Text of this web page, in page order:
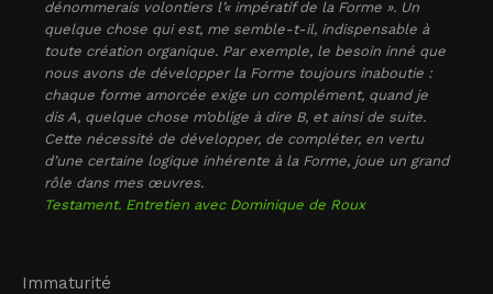
dénommerais volontiers l’« impératif de la Forme ». Un
quelque chose qui est, me semble-t-il, indispensable à
toute création organique. Par exemple, le besoin inné que
nous avons de développer la Forme toujours inaboutie :
chaque forme amorcée exige un complément, quand je
dis A, quelque chose m’oblige à dire B, et ainsi de suite.
Cette nécessité de développer, de compléter, en vertu
d’une certaine logique inhérente à la Forme, joue un grand
rôle dans mes œuvres.
Testament. Entretien avec Dominique de Roux
Immaturité